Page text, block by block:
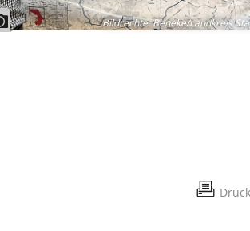
Bildrechte:Beneke/Landkreis